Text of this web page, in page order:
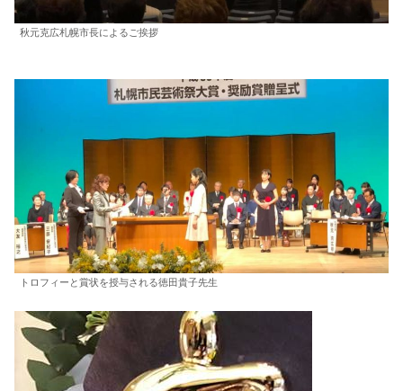
秋元克広札幌市長によるご挨拶
トロフィーと賞状を授与される徳田貴子先生